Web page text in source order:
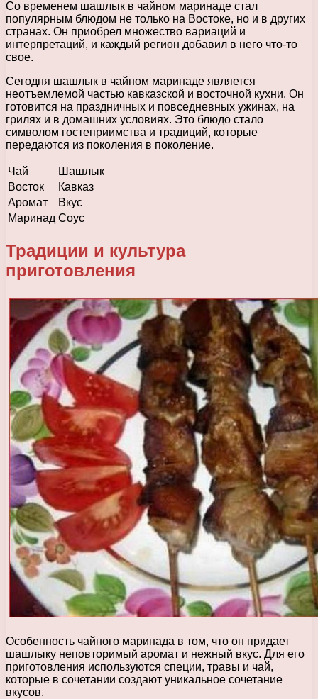
Со временем шашлык в чайном маринаде стал
популярным блюдом не только на Востоке, но и в других
странах. Он приобрел множество вариаций и
интерпретаций, и каждый регион добавил в него что-то
свое.
Сегодня шашлык в чайном маринаде является
неотъемлемой частью кавказской и восточной кухни. Он
готовится на праздничных и повседневных ужинах, на
грилях и в домашних условиях. Это блюдо стало
символом гостеприимства и традиций, которые
передаются из поколения в поколение.
Чай
Шашлык
Восток
Кавказ
Аромат
Вкус
Маринад Соус
Традиции и культура
приготовления
Особенность чайного маринада в том, что он придает
шашлыку неповторимый аромат и нежный вкус. Для его
приготовления используются специи, травы и чай,
которые в сочетании создают уникальное сочетание
вкусов.